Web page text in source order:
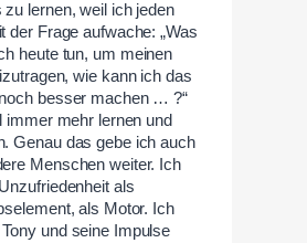
zu lernen, weil ich jeden
der Frage aufwache: „Was
heute tun, um meinen
wie kann ich das
besser machen … ?“
immer mehr lernen und
Genau das gebe ich auch
Menschen weiter. Ich
als
als Motor. Ich
Tony und seine Impulse